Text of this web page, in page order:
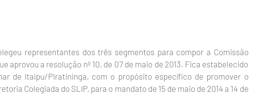
representantes dos três segmentos para compor a Comissão
aprovou a resolução nº 10, de 07 de maio de 2013. Fica estabelecido
de Itaipu/Piratininga, com o propósito específico de promover o
Colegiada do SLIP, para o mandato de 15 de maio de 2014 a 14 de